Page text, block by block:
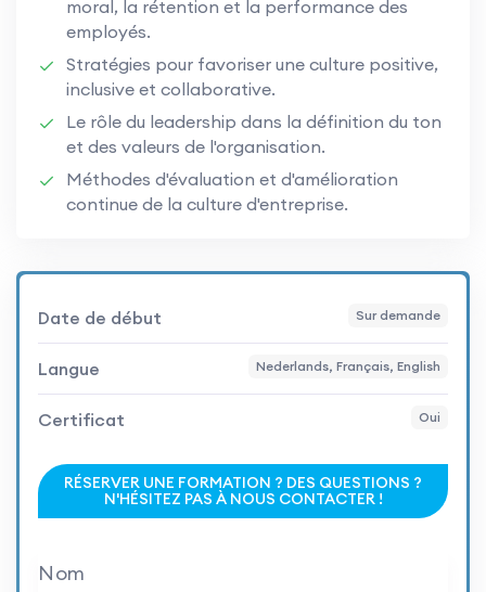
moral, la rétention et la performance des
employés.
Stratégies pour favoriser une culture positive,
inclusive et collaborative.
Le rôle du leadership dans la définition du ton
et des valeurs de l'organisation.
Méthodes d'évaluation et d'amélioration
continue de la culture d'entreprise.
Date de début Sur demande
Langue Nederlands, Français, English
Certificat Oui
RÉSERVER UNE FORMATION ? DES QUESTIONS ?
N'HÉSITEZ PAS À NOUS CONTACTER !
Nom